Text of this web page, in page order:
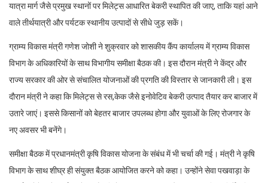
यात्रा मार्ग जैसे प्रमुख स्थानों पर मिलेट्स आधारित बेकरी स्थापित की जाए, ताकि यहां आने
वाले तीर्थयात्री और पर्यटक स्थानीय उत्पादों से सीधे जुड़ सकें।
ग्राम्य विकास मंत्री गणेश जोशी ने शुक्रवार को शासकीय कैंप कार्यालय में ग्राम्य विकास
विभाग के अधिकारियों के साथ विभागीय समीक्षा बैठक की। इस दौरान मंत्री ने केंद्र और
राज्य सरकार की ओर से संचालित योजनाओं की प्रगति की विस्तार से जानकारी ली। इस
दाैरान मंत्री ने कहा कि मिलेट्स से रस,केक जैसे इनोवेटिव बेकरी उत्पाद तैयार कर बाजार में
उतारे जाएं। इससे किसानों को बेहतर बाजार उपलब्ध होगा और युवाओं के लिए रोजगार के
नए अवसर भी बनेंगे।
समीक्षा बैठक में प्रधानमंत्री कृषि विकास योजना के संबंध में भी चर्चा की गई। मंत्री ने कृषि
विभाग के साथ शीघ्र ही संयुक्त बैठक आयोजित करने को कहा। उन्होंने सेवा पखवाड़ा के